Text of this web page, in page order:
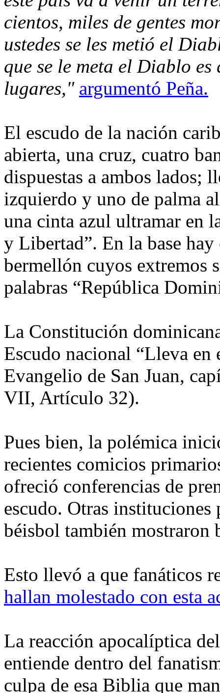
cientos, miles de gentes
ustedes se les metió el
que se le meta el Diablo
lugares," argumentó Peña.
El escudo de la nación
abierta, una cruz, cuatro
dispuestas a ambos lados;
izquierdo y uno de palma
una cinta azul ultramar en
y Libertad”. En la base
bermellón cuyos extremos
palabras “República
La Constitución
Escudo nacional “Lleva
Evangelio de San Juan,
VII, Artículo 32).
Pues bien, la polémica
recientes comicios
ofreció conferencias de
escudo. Otras instituciones
béisbol también mostraron
Esto llevó a que fanáticos
hallan molestado con esta
La reacción apocalíptica
entiende dentro del
culpa de esa Biblia que